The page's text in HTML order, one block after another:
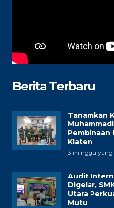
Berita Terbaru
Tanamkan
Pembinaan
Klaten
3 minggu yang
Audit
Digelar,
Utara
Mutu